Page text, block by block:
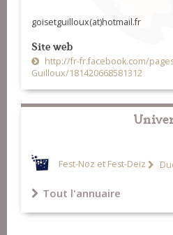
goisetguilloux(at)hotmail.fr
Site web
http://fr-fr.facebook.com/
Guilloux/181420668581312
Fest-Noz et Fest-Deiz
Tout l'annuaire